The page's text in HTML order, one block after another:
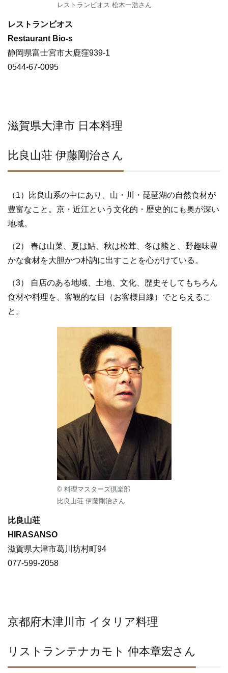
レストランビオス 松木一浩さん
レストランビオス
Restaurant Bio-s
静岡県富士宮市大鹿窪939-1
0544-67-0095
滋賀県大津市 日本料理
比良山荘 伊藤剛治さん
（1）比良山系の中にあり、山・川・琵琶湖の自然食材が
豊富なこと。京・近江という文化的・歴史的にも奥が深い
地域。
（2） 春は山菜、夏は鮎、秋は松茸、冬は熊と、野趣味豊
かな食材を大胆かつ朴訥に出すことを心がけている。
（3） 自店のある地域、土地、文化、歴史そしてもちろん
食材や料理を、客観的な目（お客様目線）でとらえるこ
と。
© 料理マスターズ倶楽部
比良山荘 伊藤剛治さん
比良山荘
HIRASANSO
滋賀県大津市葛川坊村町94
077-599-2058
京都府木津川市 イタリア料理
リストランテナカモト 仲本章宏さん